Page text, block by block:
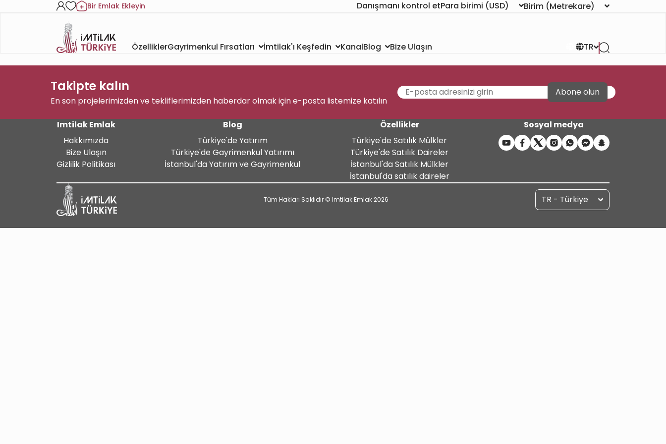
Bir Emlak Ekleyin Danışmanı kontrol etPara birimi (USD) Birim (Metrekare)
ÖzelliklerGayrimenkul Fırsatları İmtilak'ı Keşfedin KanalBlog Bize Ulaşın TR
Takipte kalın
En son projelerimizden ve tekliflerimizden haberdar olmak için e-posta listemize katılın
Abone olun
Imtilak Emlak
Hakkımızda
Bize Ulaşın
Gizlilik Politikası
Blog
Türkiye'de Yatırım
Türkiye'de Gayrimenkul Yatırımı
İstanbul'da Yatırım ve Gayrimenkul
Özellikler
Türkiye'de Satılık Mülkler
Türkiye'de Satılık Daireler
İstanbul'da Satılık Mülkler
İstanbul'da satılık daireler
Sosyal medya
Tüm Hakları Saklıdır © Imtilak Emlak 2026 TR - Türkiye